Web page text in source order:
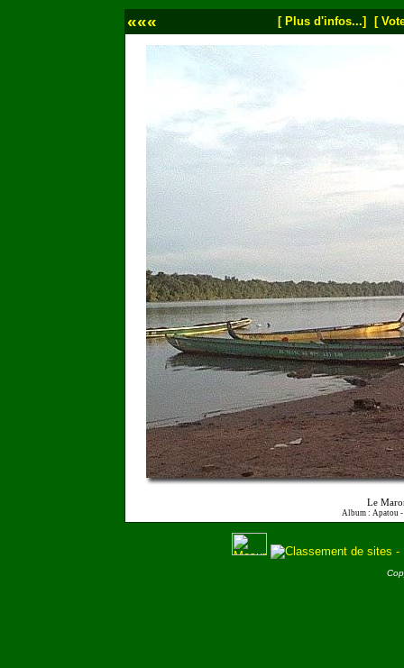
««« [ Plus d'infos...] [
Le
Album : Apatou -